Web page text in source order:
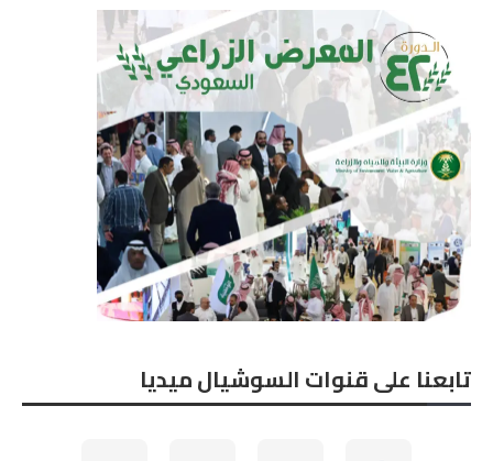
تابعنا على قنوات السوشيال ميديا